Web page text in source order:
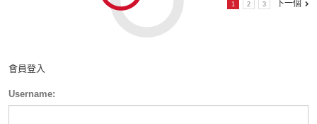
1 2 3 下一個
會員登入
Username: